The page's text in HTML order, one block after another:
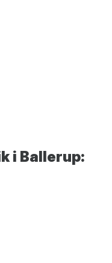
i Ballerup: